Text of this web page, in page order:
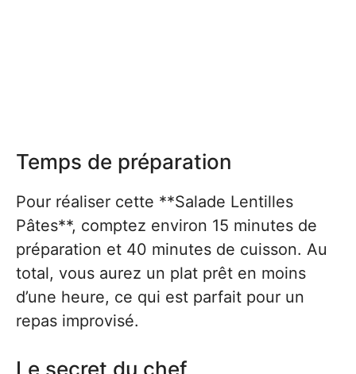
Temps de préparation
Pour réaliser cette **Salade Lentilles
Pâtes**, comptez environ 15 minutes de
préparation et 40 minutes de cuisson. Au
total, vous aurez un plat prêt en moins
d’une heure, ce qui est parfait pour un
repas improvisé.
Le secret du chef